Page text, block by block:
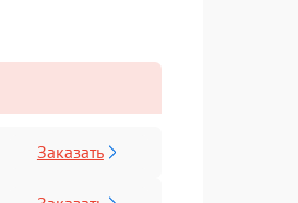
Заказать